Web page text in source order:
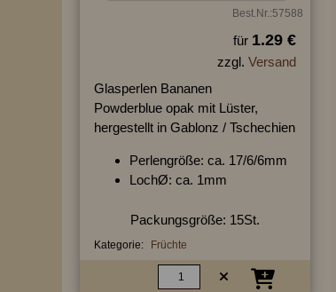
Best.Nr.:57588
für 1.29 €
zzgl. Versand
Glasperlen Bananen
Powderblue opak mit Lüster,
hergestellt in Gablonz / Tschechien
Perlengröße: ca. 17/6/6mm
LochØ: ca. 1mm
Packungsgröße: 15St.
Kategorie: Früchte